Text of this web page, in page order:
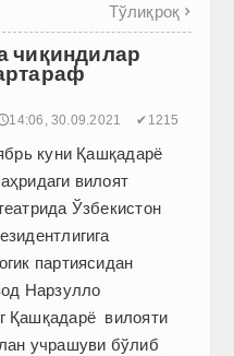
Тўлиқроқ 
чиқиндилар
30.09.2021 ✔1215
куни Қашқадарё
вилоят
Ўзбекистон
партиясидан
Нарзулло
Қашқадарё вилояти
учрашуви бўлиб